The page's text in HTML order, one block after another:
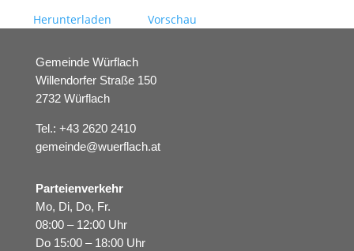
Herunterladen Vorschau
Gemeinde Würflach
Willendorfer Straße 150
2732 Würflach
Tel.: +43 2620 2410
gemeinde@wuerflach.at
Parteienverkehr
Mo, Di, Do, Fr.
08:00 – 12:00 Uhr
Do 15:00 – 18:00 Uhr